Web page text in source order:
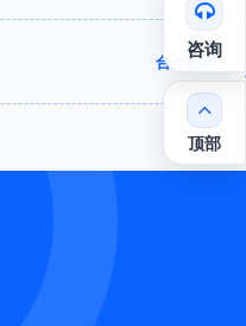
合作咨询
咨询
顶部